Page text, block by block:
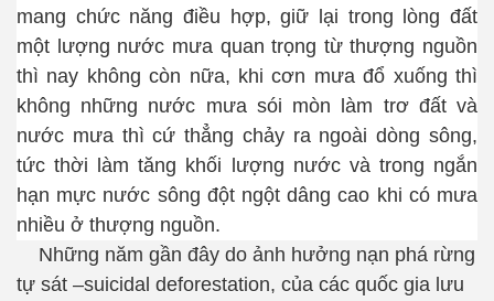
mang chức năng điều hợp, giữ lại trong lòng đất
một lượng nước mưa quan trọng từ thượng nguồn
thì nay không còn nữa, khi cơn mưa đổ xuống thì
không những nước mưa sói mòn làm trơ đất và
nước mưa thì cứ thẳng chảy ra ngoài dòng sông,
tức thời làm tăng khối lượng nước và trong ngắn
hạn mực nước sông đột ngột dâng cao khi có mưa
nhiều ở thượng nguồn.
Những năm gần đây do ảnh hưởng nạn phá rừng
tự sát –suicidal deforestation, của các quốc gia lưu